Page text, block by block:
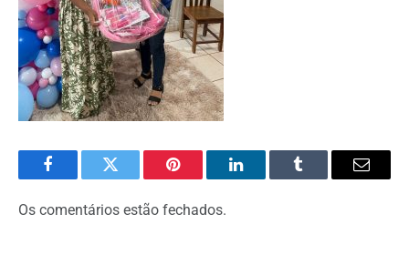
FacebookTwitter Pinterest O
Tumblr
E-
Os comentários estão fechados.